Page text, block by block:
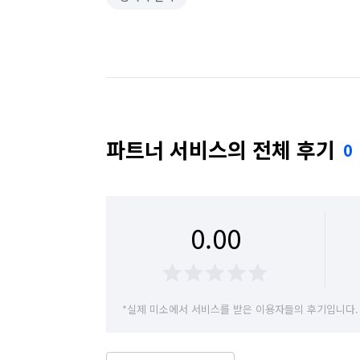
파트너 서비스의 전체 후기 0
0.00
*실제 미소에서 서비스를 받은 이용자들의 후기입니다.